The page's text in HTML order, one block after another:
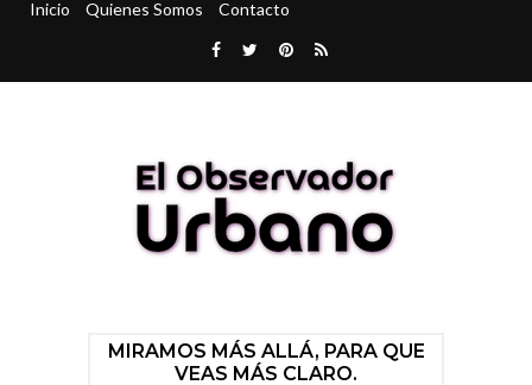
Inicio Quienes Somos Contacto
MIRAMOS MÁS ALLÁ, PARA QUE
VEAS MÁS CLARO.